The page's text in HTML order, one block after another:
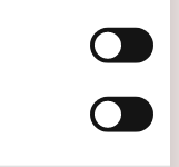
för att inte